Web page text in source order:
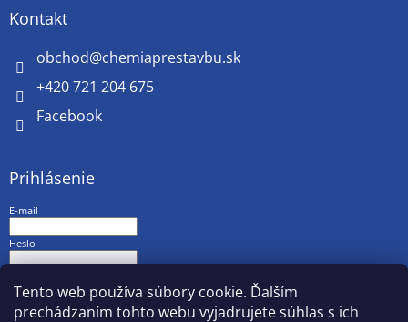
Tento web používa súbory cookie. Ďalším
prechádzaním tohto webu vyjadrujete súhlas s ich
Kontakt
obchod@chemiaprestavbu.sk
+420 721 204 675
Facebook
Prihlásenie
E-mail
Heslo
PRIHLÁSIŤ SA
Nová registráciaZabudnuté heslo